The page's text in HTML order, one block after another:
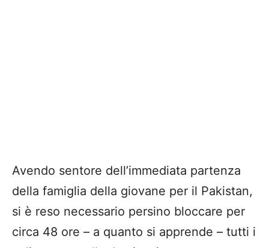
Avendo sentore dell’immediata partenza
della famiglia della giovane per il Pakistan,
si è reso necessario persino bloccare per
circa 48 ore – a quanto si apprende – tutti i